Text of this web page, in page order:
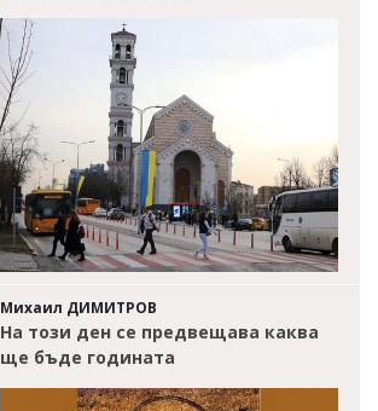
Михаил ДИМИТРОВ
На този ден се предвещава каква
ще бъде годината